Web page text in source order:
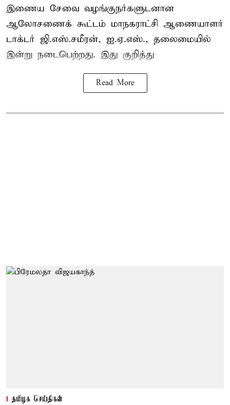
இணைய சேவை வழங்குநர்களுடனான
ஆலோசணைக் கூட்டம் மாநகராட்சி ஆணையாளர்
டாக்டர் ஜி.எஸ்.சமீரன், ஐ.ஏ.எஸ்., தலைமையில்
இன்று நடைபெற்றது. இது குறித்து
Read More
தமிழக செய்திகள்